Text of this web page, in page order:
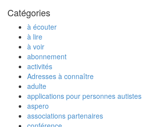
Catégories
à écouter
à lire
à voir
abonnement
activités
Adresses à connaître
adulte
applications pour personnes autistes
aspero
associations partenaires